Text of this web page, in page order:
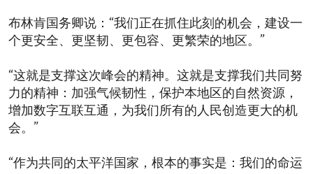
布林肯国务卿说：“我们正在抓住此刻的机会，建设一
个更安全、更坚韧、更包容、更繁荣的地区。”
“这就是支撑这次峰会的精神。这就是支撑我们共同努
力的精神：加强气候韧性，保护本地区的自然资源，
增加数字互联互通，为我们所有的人民创造更大的机
会。”
“作为共同的太平洋国家，根本的事实是：我们的命运